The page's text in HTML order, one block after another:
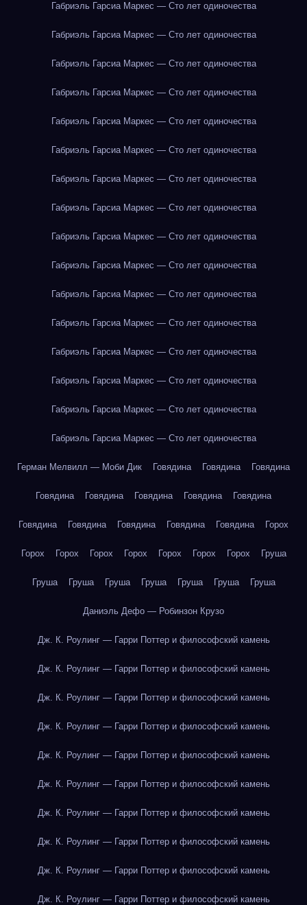
Габриэль Гарсиа Маркес — Сто лет одиночества
Габриэль Гарсиа Маркес — Сто лет одиночества
Габриэль Гарсиа Маркес — Сто лет одиночества
Габриэль Гарсиа Маркес — Сто лет одиночества
Габриэль Гарсиа Маркес — Сто лет одиночества
Габриэль Гарсиа Маркес — Сто лет одиночества
Габриэль Гарсиа Маркес — Сто лет одиночества
Габриэль Гарсиа Маркес — Сто лет одиночества
Габриэль Гарсиа Маркес — Сто лет одиночества
Габриэль Гарсиа Маркес — Сто лет одиночества
Габриэль Гарсиа Маркес — Сто лет одиночества
Габриэль Гарсиа Маркес — Сто лет одиночества
Габриэль Гарсиа Маркес — Сто лет одиночества
Габриэль Гарсиа Маркес — Сто лет одиночества
Габриэль Гарсиа Маркес — Сто лет одиночества
Габриэль Гарсиа Маркес — Сто лет одиночества
Герман Мелвилл — Моби Дик Говядина Говядина Говядина
Говядина Говядина Говядина Говядина Говядина
Говядина Говядина Говядина Говядина Говядина Горох
Горох Горох Горох Горох Горох Горох Горох Груша
Груша Груша Груша Груша Груша Груша Груша
Даниэль Дефо — Робинзон Крузо
Дж. К. Роулинг — Гарри Поттер и философский камень
Дж. К. Роулинг — Гарри Поттер и философский камень
Дж. К. Роулинг — Гарри Поттер и философский камень
Дж. К. Роулинг — Гарри Поттер и философский камень
Дж. К. Роулинг — Гарри Поттер и философский камень
Дж. К. Роулинг — Гарри Поттер и философский камень
Дж. К. Роулинг — Гарри Поттер и философский камень
Дж. К. Роулинг — Гарри Поттер и философский камень
Дж. К. Роулинг — Гарри Поттер и философский камень
Дж. К. Роулинг — Гарри Поттер и философский камень